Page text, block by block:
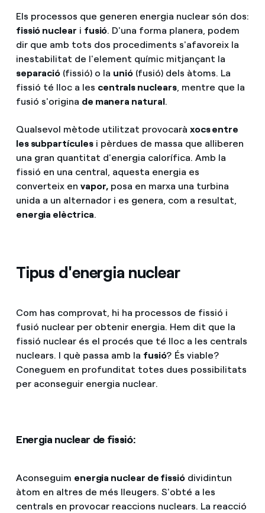
Els processos que generen energia nuclear són dos:
fissió nuclear i fusió. D'una forma planera, podem
dir que amb tots dos procediments s'afavoreix la
inestabilitat de l'element químic mitjançant la
separació (fissió) o la unió(fusió) dels àtoms. La
fissió té lloc a les centrals nuclears, mentre que la
fusió s'origina de manera natural.
Qualsevol mètode utilitzat provocarà xocs entre
les subpartículesi pèrdues de massa que alliberen
una gran quantitat d'energia calorífica. Amb la
fissió en una central, aquesta energia es
converteix en vapor, posa en marxa una turbina
unida a un alternador i es genera, com a resultat,
energia elèctrica.
Tipus d'energia nuclear
Com has comprovat, hi ha processos de fissió i
fusió nuclear per obtenir energia. Hem dit que la
fissió nuclear és el procés que té lloc a les centrals
nuclears. I què passa amb la fusió? És viable?
Coneguem en profunditat totes dues possibilitats
per aconseguir energia nuclear.
Energia nuclear de fissió:
Aconseguim energia nuclear de fissiódividintun
àtom en altres de més lleugers. S'obté a les
centrals en provocar reaccions nuclears. La reacció